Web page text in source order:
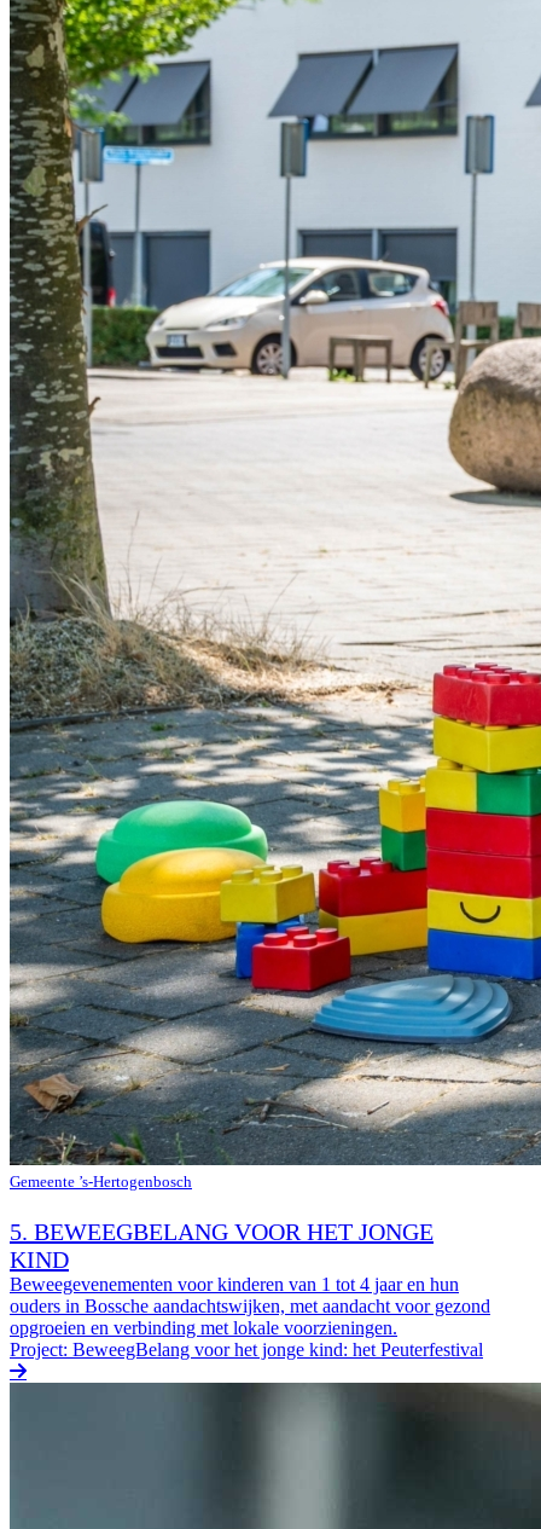
Gemeente ’s-Hertogenbosch
5. BEWEEGBELANG VOOR HET JONGE
KIND
Beweegevenementen voor kinderen van 1 tot 4 jaar en hun
ouders in Bossche aandachtswijken, met aandacht voor gezond
opgroeien en verbinding met lokale voorzieningen.
Project: BeweegBelang voor het jonge kind: het Peuterfestival